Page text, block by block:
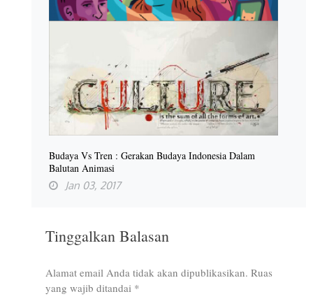
Budaya Vs Tren : Gerakan Budaya Indonesia Dalam
Balutan Animasi
Jan 03, 2017
Tinggalkan Balasan
Alamat email Anda tidak akan dipublikasikan. Ruas
yang wajib ditandai *